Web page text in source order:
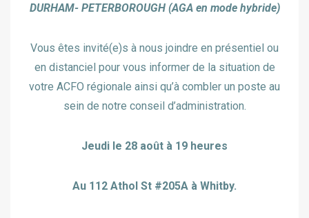
DURHAM- PETERBOROUGH (AGA en mode hybride)
Vous êtes invité(e)s à nous joindre en présentiel ou
en distanciel pour vous informer de la situation de
votre ACFO régionale ainsi qu’à combler un poste au
sein de notre conseil d’administration.
Jeudi le 28 août à 19 heures
Au 112 Athol St #205A à Whitby.